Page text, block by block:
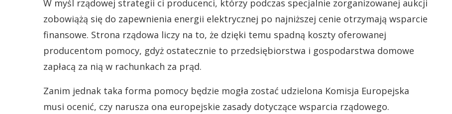
W myśl rządowej strategii ci producenci, którzy podczas specjalnie zorganizowanej aukcji
zobowiążą się do zapewnienia energii elektrycznej po najniższej cenie otrzymają wsparcie
finansowe. Strona rządowa liczy na to, że dzięki temu spadną koszty oferowanej
producentom pomocy, gdyż ostatecznie to przedsiębiorstwa i gospodarstwa domowe
zapłacą za nią w rachunkach za prąd.
Zanim jednak taka forma pomocy będzie mogła zostać udzielona Komisja Europejska
musi ocenić, czy narusza ona europejskie zasady dotyczące wsparcia rządowego.